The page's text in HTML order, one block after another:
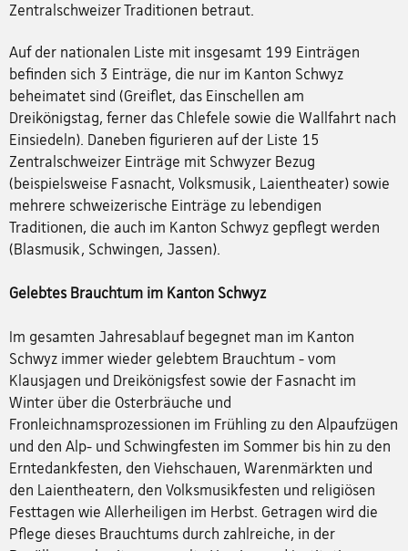
Zentralschweizer Traditionen betraut.
Auf der nationalen Liste mit insgesamt 199 Einträgen
befinden sich 3 Einträge, die nur im Kanton Schwyz
beheimatet sind (Greiflet, das Einschellen am
Dreikönigstag, ferner das Chlefele sowie die Wallfahrt nach
Einsiedeln). Daneben figurieren auf der Liste 15
Zentralschweizer Einträge mit Schwyzer Bezug
(beispielsweise Fasnacht, Volksmusik, Laientheater) sowie
mehrere schweizerische Einträge zu lebendigen
Traditionen, die auch im Kanton Schwyz gepflegt werden
(Blasmusik, Schwingen, Jassen).
Gelebtes Brauchtum im Kanton Schwyz
Im gesamten Jahresablauf begegnet man im Kanton
Schwyz immer wieder gelebtem Brauchtum - vom
Klausjagen und Dreikönigsfest sowie der Fasnacht im
Winter über die Osterbräuche und
Fronleichnamsprozessionen im Frühling zu den Alpaufzügen
und den Alp- und Schwingfesten im Sommer bis hin zu den
Erntedankfesten, den Viehschauen, Warenmärkten und
den Laientheatern, den Volksmusikfesten und religiösen
Festtagen wie Allerheiligen im Herbst. Getragen wird die
Pflege dieses Brauchtums durch zahlreiche, in der